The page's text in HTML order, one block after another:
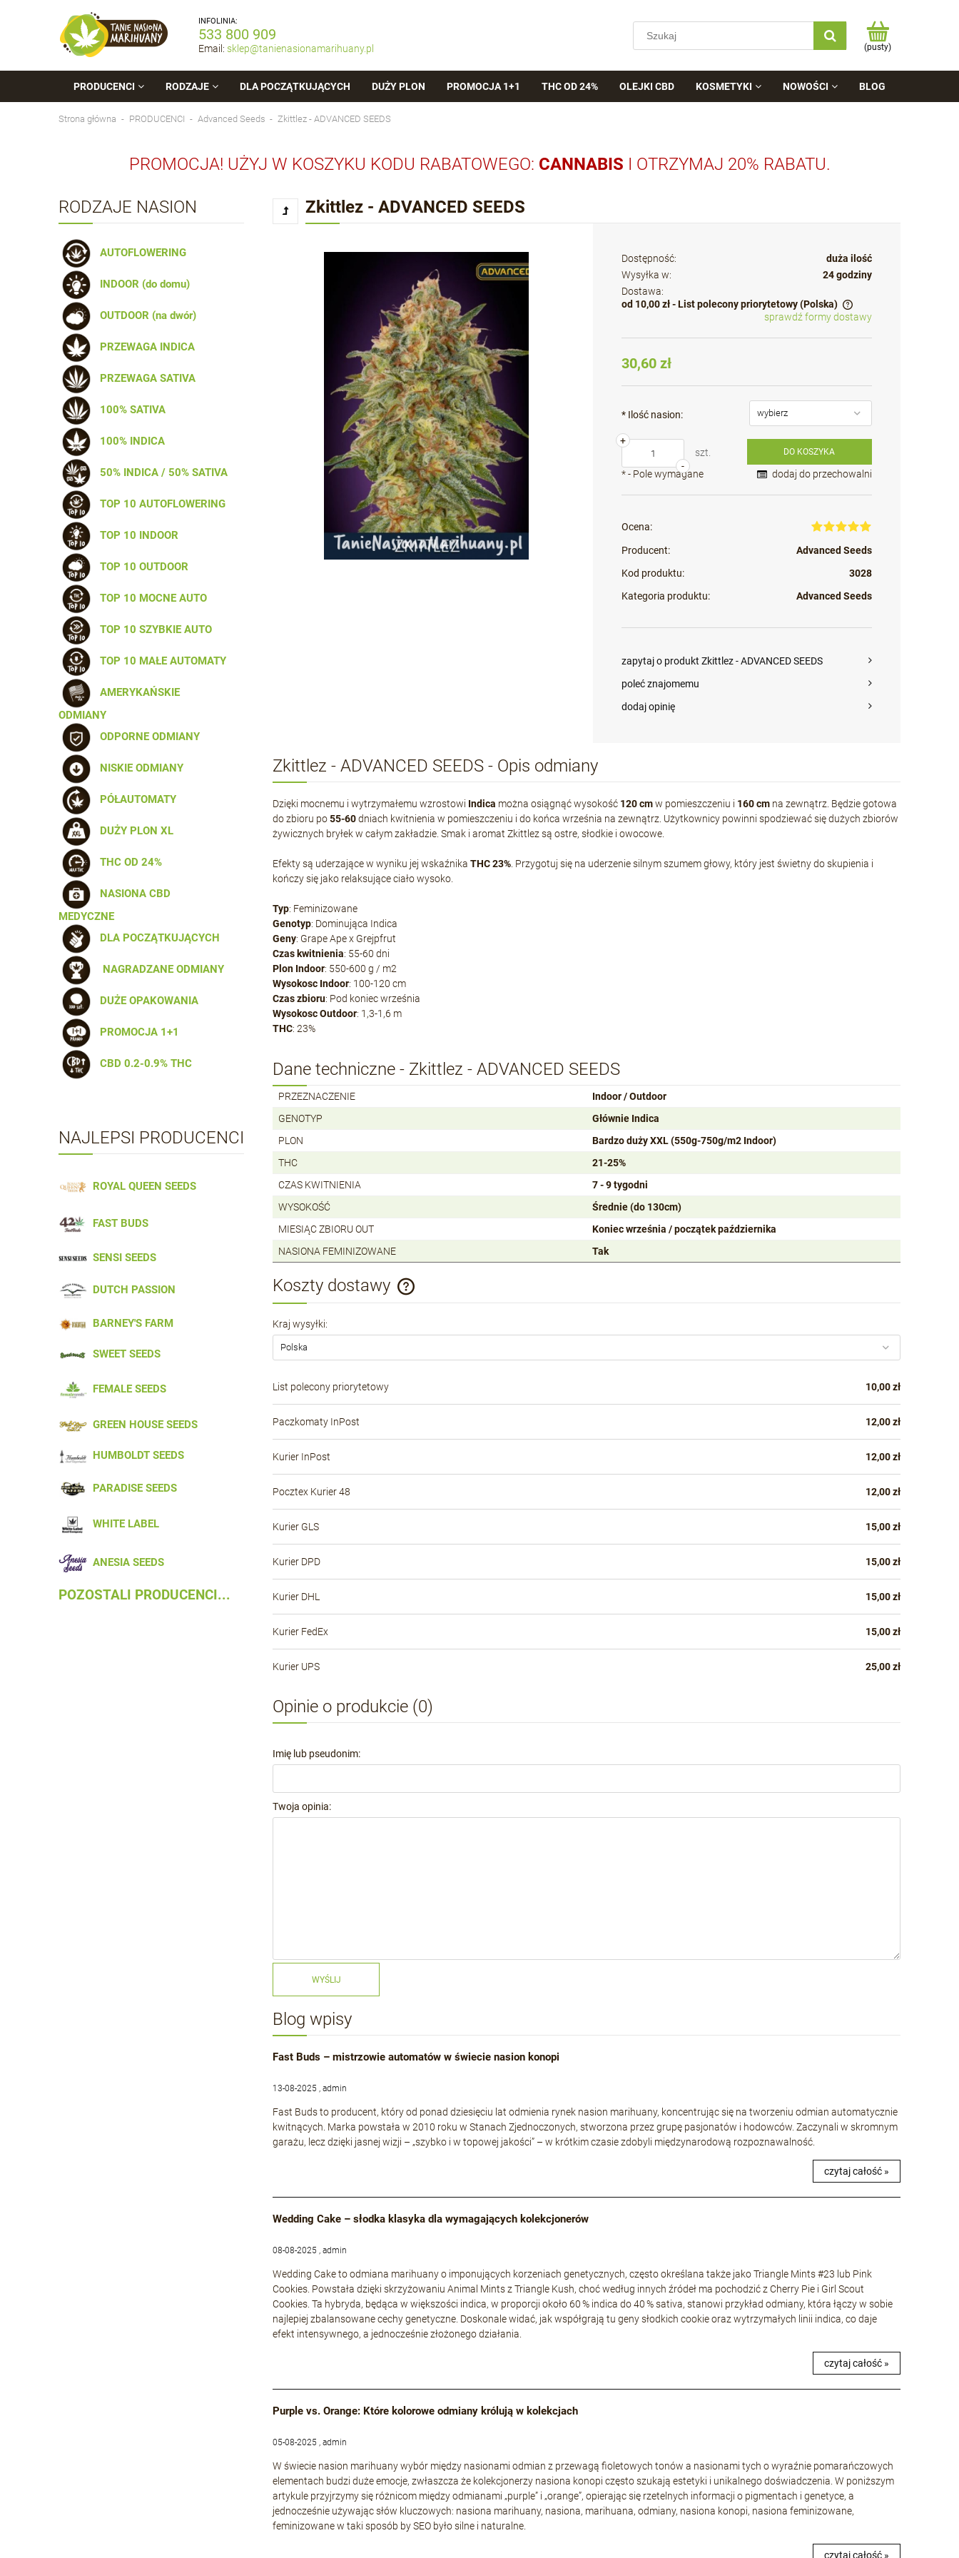
INFOLINIA:
533 800 909
Email: sklep@tanienasionamarihuany.pl (pusty)
PRODUCENCI RODZAJE DLA POCZĄTKUJĄCYCH DUŻY PLON PROMOCJA 1+1 THC OD 24% OLEJKI CBD KOSMETYKI NOWOŚCI BLOG
Strona główna PRODUCENCI Advanced Seeds Zkittlez - ADVANCED SEEDS
PROMOCJA! UŻYJ W KOSZYKU KODU RABATOWEGO: CANNABIS I OTRZYMAJ 20% RABATU.
RODZAJE NASION
AUTOFLOWERING
INDOOR (do domu)
OUTDOOR (na dwór)
PRZEWAGA INDICA
PRZEWAGA SATIVA
100% SATIVA
100% INDICA
50% INDICA / 50% SATIVA
TOP 10 AUTOFLOWERING
TOP 10 INDOOR
TOP 10 OUTDOOR
TOP 10 MOCNE AUTO
TOP 10 SZYBKIE AUTO
TOP 10 MAŁE AUTOMATY
AMERYKAŃSKIE
ODMIANY
ODPORNE ODMIANY
NISKIE ODMIANY
PÓŁAUTOMATY
DUŻY PLON XL
THC OD 24%
NASIONA CBD
MEDYCZNE
DLA POCZĄTKUJĄCYCH
NAGRADZANE ODMIANY
DUŻE OPAKOWANIA
PROMOCJA 1+1
CBD 0.2-0.9% THC
NAJLEPSI PRODUCENCI
ROYAL QUEEN SEEDS
FAST BUDS
SENSI SEEDS
DUTCH PASSION
BARNEY'S FARM
SWEET SEEDS
FEMALE SEEDS
GREEN HOUSE SEEDS
HUMBOLDT SEEDS
PARADISE SEEDS
WHITE LABEL
ANESIA SEEDS
POZOSTALI PRODUCENCI...
Zkittlez - ADVANCED SEEDS
Dostępność:
duża ilość
Wysyłka w:
24 godziny
Dostawa:
od 10,00 zł - List polecony priorytetowy (Polska)
Cena nie zawiera ewentualnych kosztów
sprawdź formy dostawy
30,60 zł
* Ilość nasion:
-
+
szt.
DO KOSZYKA
dodaj do przechowalni
*- Pole wymagane
Ocena:
Producent:
Advanced Seeds
Kod produktu:
3028
Kategoria produktu:
Advanced Seeds
zapytaj o produkt Zkittlez - ADVANCED SEEDS
poleć znajomemu
dodaj opinię
Zkittlez - ADVANCED SEEDS - Opis odmiany
Dzięki mocnemu i wytrzymałemu wzrostowi Indica można osiągnąć wysokość 120 cmw pomieszczeniu i 160 cm na zewnątrz. Będzie gotowa
do zbioru po55-60dniach kwitnienia w pomieszczeniu i do końca września na zewnątrz. Użytkownicy powinni spodziewać się dużych zbiorów
żywicznych bryłek w całym zakładzie. Smak i aromat Zkittlez są ostre, słodkie i owocowe.
Efekty są uderzające w wyniku jej wskaźnika THC 23% . Przygotuj się na uderzenie silnym szumem głowy, który jest świetny do skupienia i
kończy się jako relaksujące ciało wysoko.
Typ: Feminizowane
Genotyp: Dominująca Indica
Geny: Grape Ape x Grejpfrut
Czas kwitnienia: 55-60 dni
Plon Indoor: 550-600 g / m2
Wysokosc Indoor: 100-120 cm
Czas zbioru: Pod koniec września
Wysokosc Outdoor: 1,3-1,6 m
THC: 23%
Dane techniczne - Zkittlez - ADVANCED SEEDS
PRZEZNACZENIE
Indoor / Outdoor
GENOTYP
Głównie Indica
PLON
Bardzo duży XXL (550g-750g/m2 Indoor)
THC
21-25%
CZAS KWITNIENIA
7 - 9 tygodni
WYSOKOŚĆ
Średnie (do 130cm)
MIESIĄC ZBIORU OUT
Koniec września / początek października
NASIONA FEMINIZOWANE
Tak
Koszty dostawy
płatności
Kraj wysyłki:
List polecony priorytetowy 10,00 zł
Paczkomaty InPost 12,00 zł
Kurier InPost 12,00 zł
Pocztex Kurier 48 12,00 zł
Kurier GLS 15,00 zł
Kurier DPD 15,00 zł
Kurier DHL 15,00 zł
Kurier FedEx 15,00 zł
Kurier UPS 25,00 zł
Opinie o produkcie (0)
Imię lub pseudonim:
Twoja opinia:
WYŚLIJ
Blog wpisy
Fast Buds – mistrzowie automatów w świecie nasion konopi
13-08-2025 , admin
Fast Buds to producent, który od ponad dziesięciu lat odmienia rynek nasion marihuany, koncentrując się na tworzeniu odmian automatycznie
kwitnących. Marka powstała w 2010 roku w Stanach Zjednoczonych, stworzona przez grupę pasjonatów i hodowców. Zaczynali w skromnym
garażu, lecz dzięki jasnej wizji – „szybko i w topowej jakości” – w krótkim czasie zdobyli międzynarodową rozpoznawalność.
czytaj całość »
Wedding Cake – słodka klasyka dla wymagających kolekcjonerów
08-08-2025 , admin
Wedding Cake to odmiana marihuany o imponujących korzeniach genetycznych, często określana także jako Triangle Mints #23 lub Pink
Cookies. Powstała dzięki skrzyżowaniu Animal Mints z Triangle Kush, choć według innych źródeł ma pochodzić z Cherry Pie i Girl Scout
Cookies. Ta hybryda, będąca w większości indica, w proporcji około 60 % indica do 40 % sativa, stanowi przykład odmiany, która łączy w sobie
najlepiej zbalansowane cechy genetyczne. Doskonale widać, jak współgrają tu geny słodkich cookie oraz wytrzymałych linii indica, co daje
efekt intensywnego, a jednocześnie złożonego działania.
czytaj całość »
Purple vs. Orange: Które kolorowe odmiany królują w kolekcjach
05-08-2025 , admin
W świecie nasion marihuany wybór między nasionami odmian z przewagą fioletowych tonów a nasionami tych o wyraźnie pomarańczowych
elementach budzi duże emocje, zwłaszcza że kolekcjonerzy nasiona konopi często szukają estetyki i unikalnego doświadczenia. W poniższym
artykule przyjrzymy się różnicom między odmianami „purple” i „orange”, opierając się rzetelnych informacji o pigmentach i genetyce, a
jednocześnie używając słów kluczowych: nasiona marihuany, nasiona, marihuana, odmiany, nasiona konopi, nasiona feminizowane,
feminizowane w taki sposób by SEO było silne i naturalne.
czytaj całość »